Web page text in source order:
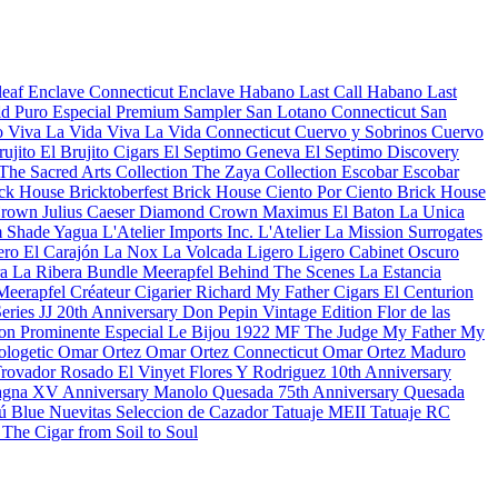
Enclave Connecticut Enclave Habano Last Call Habano Last
Puro Especial Premium Sampler San Lotano Connecticut San
Viva La Vida Viva La Vida Connecticut Cuervo y Sobrinos Cuervo
El Brujito Cigars El Septimo Geneva El Septimo Discovery
Sacred Arts Collection The Zaya Collection EscobarEscobar
House Bricktoberfest Brick House Ciento Por Ciento Brick House
Julius CaeserDiamond Crown Maximus El Baton La Unica
ShadeYagua L'Atelier Imports Inc. L'AtelierLa Mission Surrogates
El Carajón La Nox La Volcada Ligero Ligero Cabinet Oscuro
La Ribera Bundle Meerapfel Behind The Scenes La Estancia
Créateur Cigarier Richard My Father Cigars El Centurion
JJ 20th Anniversary Don Pepin Vintage Edition Flor de las
Prominente Especial Le Bijou 1922 MF The Judge My FatherMy
Omar Ortez Omar Ortez Connecticut Omar Ortez Maduro
Rosado El Vinyet Flores Y Rodriguez 10th Anniversary
XV Anniversary Manolo Quesada 75th Anniversary Quesada
Blue Nuevitas Seleccion de CazadorTatuaje MEII Tatuaje RC
The Cigar from Soil to Soul